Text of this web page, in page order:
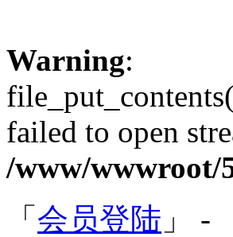
Warning:
failed to open
/www/wwwroot/
「 会员登陆 」 -